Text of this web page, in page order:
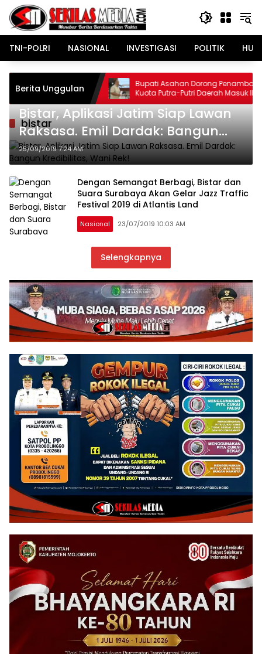
Langsung
konten
TNI-POLRI
NASIONAL INVESTIGASI POLITIK
Berita Unggulan
Bejijong:
Menjadi
Bupati Asahan Dorong Penambahan
Kuota Putra-Putri Daerah Masuk IPDN
bistar
Bistar, Aplikasi Jatim Siap Lawan
Raksasa. Emil Dardak: Bangun
Kredibilitas, Wani Rek!
25/09/2019 7:24 AM
Dengan Semangat Berbagi, Bistar dan
Suara Surabaya Akan Gelar Jazz Traffic
Festival 2019 di Atlantis Land
Nasional 23/07/2019 10:03 AM
Selengkapnya